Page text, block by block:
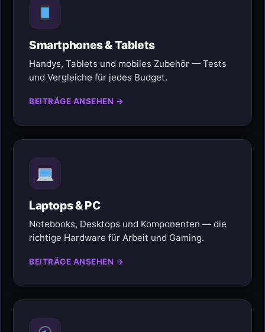
Smartphones & Tablets
Handys, Tablets und mobiles Zubehör — Tests
und Vergleiche für jedes Budget.
BEITRÄGE ANSEHEN →
Laptops & PC
Notebooks, Desktops und Komponenten — die
richtige Hardware für Arbeit und Gaming.
BEITRÄGE ANSEHEN →